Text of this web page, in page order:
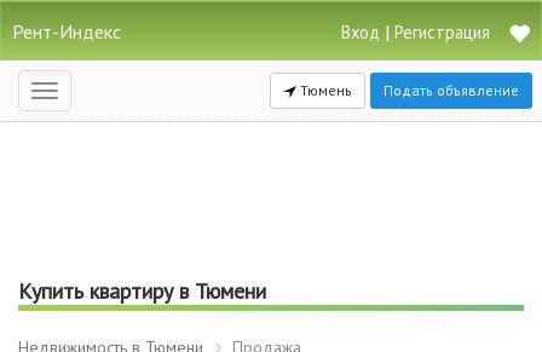
Рент-Индекс Вход | Регистрация
Открыть
навигацию
Тюмень Подать объявление
Купить квартиру в Тюмени
Недвижимость в Тюмени Продажа